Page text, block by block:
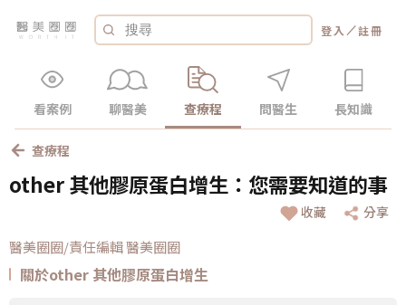
登入 ／註冊
看案例 聊醫美 查療程 問醫生 長知識
查療程
other 其他膠原蛋白增生：您需要知道的事
收藏 分享
醫美圈圈/責任編輯 醫美圈圈
關於other 其他膠原蛋白增生